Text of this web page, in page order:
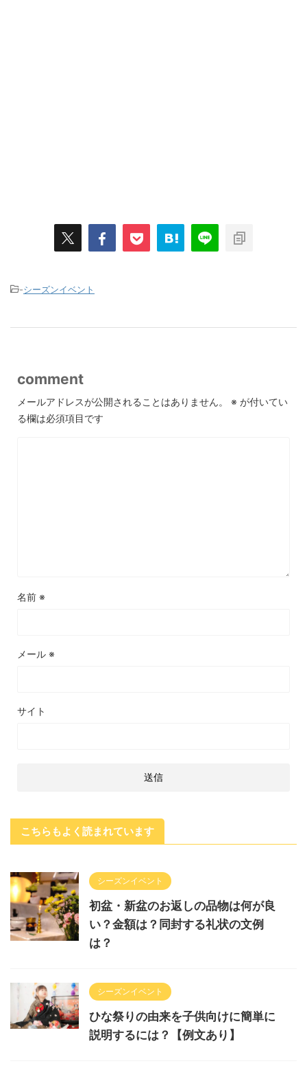
-シーズンイベント
comment
メールアドレスが公開されることはありません。 ※ が付いてい
る欄は必須項目です
名前 ※
メール ※
サイト
こちらもよく読まれています
シーズンイベント
初盆・新盆のお返しの品物は何が良
い？金額は？同封する礼状の文例
は？
シーズンイベント
ひな祭りの由来を子供向けに簡単に
説明するには？【例文あり】